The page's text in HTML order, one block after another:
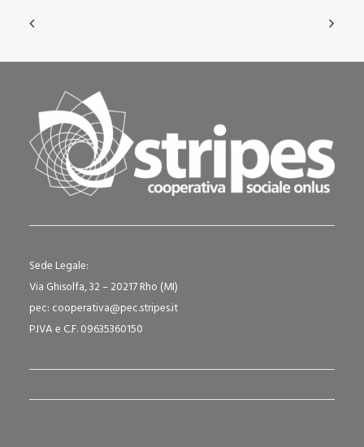
Sede Legale:
Via Ghisolfa, 32 – 20217 Rho (MI)
pec: cooperativa@pec.stripes.it
P.IVA e C.F. 09635360150